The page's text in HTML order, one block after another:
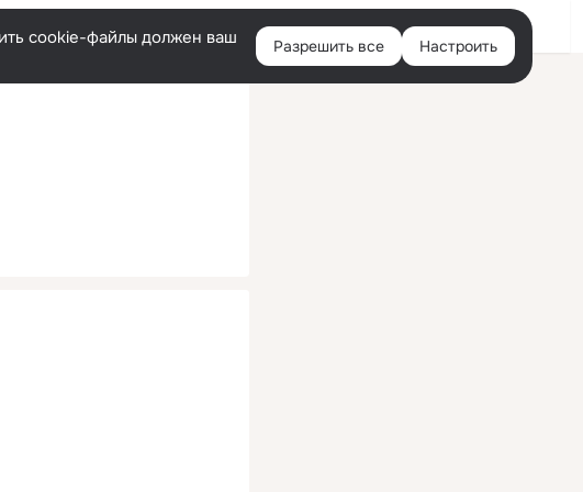
Русский Войти
cookie-файлы должен ваш
Разрешить все Настроить